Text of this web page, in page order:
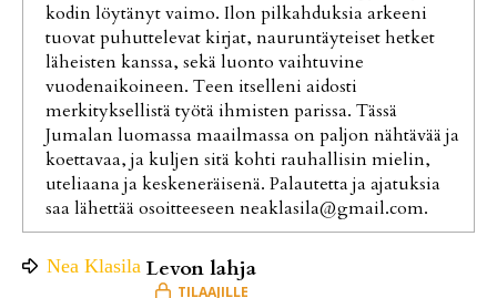
kodin löytänyt vaimo. Ilon pilkahduksia arkeeni
tuovat puhuttelevat kirjat, nauruntäyteiset hetket
läheisten kanssa, sekä luonto vaihtuvine
vuodenaikoineen. Teen itselleni aidosti
merkityksellistä työtä ihmisten parissa. Tässä
Jumalan luomassa maailmassa on paljon nähtävää ja
koettavaa, ja kuljen sitä kohti rauhallisin mielin,
uteliaana ja keskeneräisenä. Palautetta ja ajatuksia
saa lähettää osoitteeseen neaklasila@gmail.com.
Nea Klasila Levon lahja